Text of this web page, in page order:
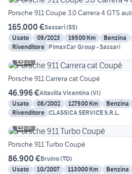
Porsche 911 Coupe 3.0 Carrera 4 GTS
165.000 €Sassari(SS)
Usato
09/2023 19500 Km Benzina
Rivenditore PimaxCar Group - Sassari
21
Porsche 911 Carrera cat Coupé
46.996 €Altavilla Vicentina (VI)
Usato
08/2002 127500 Km Benzina
Rivenditore CLASSICA SERVICE S.R.L.
16
Porsche 911 Turbo Coupé
86.900 €Bruino(TO)
Usato
10/2007 113000 Km Benzina